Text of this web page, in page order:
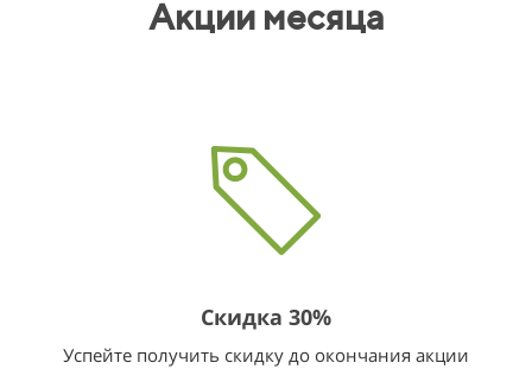
Акции месяца
Скидка 30%
Успейте получить скидку до окончания акции